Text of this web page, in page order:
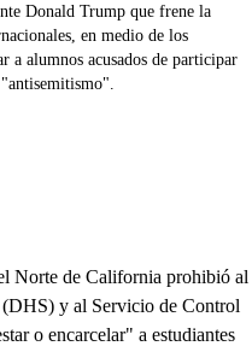
Donald Trump que frene la
en medio de los
a alumnos acusados de participar
Norte de California prohibió al
y al Servicio de Control
o encarcelar" a estudiantes